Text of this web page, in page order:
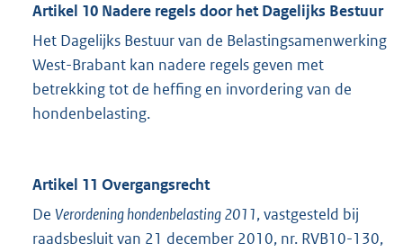
Artikel 10 Nadere regels door het Dagelijks Bestuur
Het Dagelijks Bestuur van de Belastingsamenwerking
West-Brabant kan nadere regels geven met
betrekking tot de heffing en invordering van de
hondenbelasting.
Artikel 11 Overgangsrecht
De Verordening hondenbelasting 2011, vastgesteld bij
raadsbesluit van 21 december 2010, nr. RVB10-130,